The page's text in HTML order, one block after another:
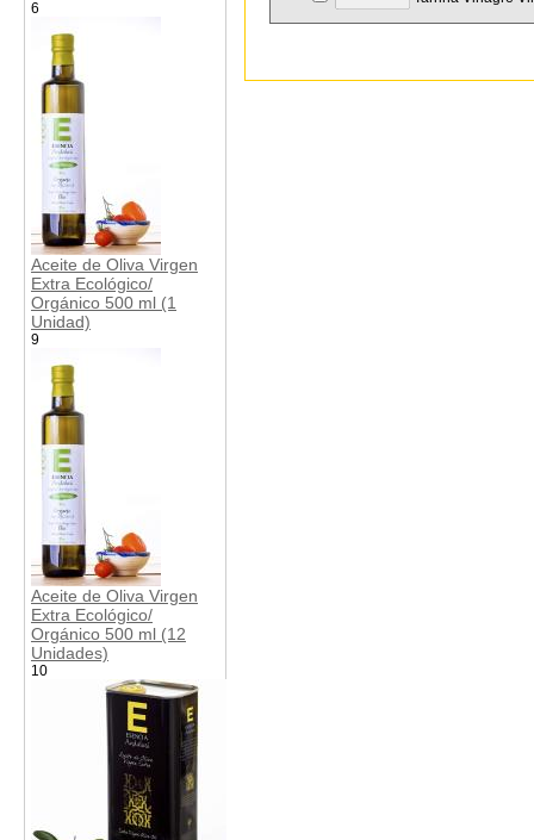
6
Aceite de Oliva Virgen
Extra Ecológico/
Orgánico 500 ml (1
Unidad)
9
Aceite de Oliva Virgen
Extra Ecológico/
Orgánico 500 ml (12
Unidades)
10